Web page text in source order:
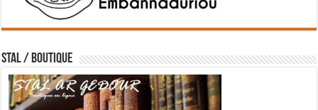
STAL / BOUTIQUE